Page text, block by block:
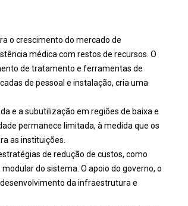
o crescimento do mercado de
médica com restos de recursos. O
de tratamento e ferramentas de
de pessoal e instalação, cria uma
e a subutilização em regiões de baixa e
permanece limitada, à medida que os
as instituições.
de redução de custos, como
do sistema. O apoio do governo, o
da infraestrutura e